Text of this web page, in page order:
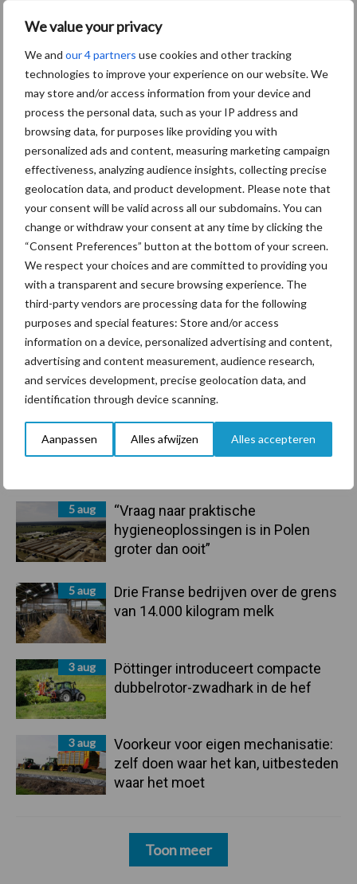
We value your privacy
We and our 4 partners use cookies and other tracking
technologies to improve your experience on our website. We
may store and/or access information from your device and
process the personal data, such as your IP address and
browsing data, for purposes like providing you with
personalized ads and content, measuring marketing campaign
effectiveness, analyzing audience insights, collecting precise
geolocation data, and product development. Please note that
your consent will be valid across all our subdomains. You can
change or withdraw your consent at any time by clicking the
“Consent Preferences” button at the bottom of your screen.
We respect your choices and are committed to providing you
with a transparent and secure browsing experience. The
third-party vendors are processing data for the following
purposes and special features: Store and/or access
information on a device, personalized advertising and content,
advertising and content measurement, audience research,
and services development, precise geolocation data, and
identification through device scanning.
Aanpassen Alles afwijzen Alles accepteren
Primaire
Recent nieuws Partner nieuws
Tien praktische tips voor een
langere levensduur
5 aug
“Vraag naar praktische
hygieneoplossingen is in Polen
groter dan ooit”
5 aug
Drie Franse bedrijven over de grens
van 14.000 kilogram melk
3 aug
Pöttinger introduceert compacte
dubbelrotor-zwadhark in de hef
3 aug
Voorkeur voor eigen mechanisatie:
zelf doen waar het kan, uitbesteden
waar het moet
Toon meer
Themapagina's
Diergezondheid Bemesting Fokkerij
Mastitis Hittestress
Toon meer